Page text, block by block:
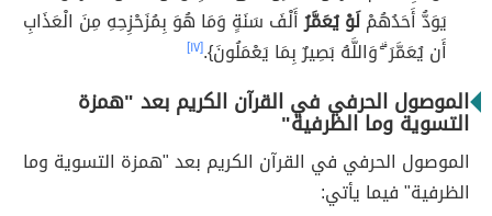
يَوَدُّ أَحَدُهُمْلَوْ يُعَمَّرُأَلْفَ سَنَةٍ وَمَا هُوَ بِمُزَحْزِحِهِ مِنَ الْعَذَابِ
أَن يُعَمَّرَ ۗ وَاللَّهُ بَصِيرٌ بِمَا يَعْمَلُونَ}.[١٧]
الموصول الحرفي في القرآن الكريم بعد "همزة
التسوية وما الظرفية"
الموصول الحرفي في القرآن الكريم بعد "همزة التسوية وما
الظرفية" فيما يأتي: